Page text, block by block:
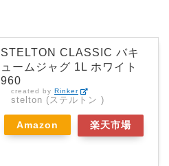
STELTON CLASSIC バキ
ュームジャグ 1L ホワイト
960
created by Rinker
stelton (ステルトン )
Amazon 楽天市場